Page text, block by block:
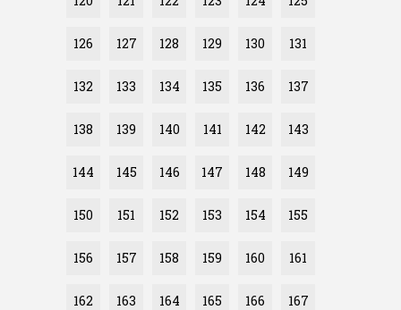
126 127 128 129 130 131
132 133 134 135 136 137
138 139 140 141 142 143
144 145 146 147 148 149
150 151 152 153 154 155
156 157 158 159 160 161
162 163 164 165 166 167